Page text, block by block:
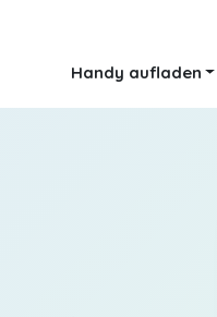
Handy aufladen